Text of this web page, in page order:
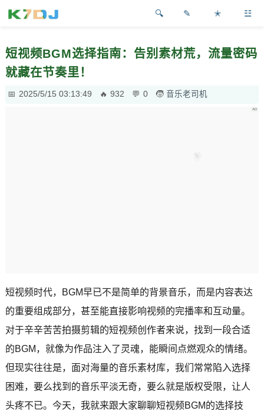
✎ ✭ ☳
短视频BGM选择指南：告别素材荒，流量密码
就藏在节奏里！
2025/5/15 03:13:49 932 0 音乐老司机
短视频时代，BGM早已不是简单的背景音乐，而是内容表达
的重要组成部分，甚至能直接影响视频的完播率和互动量。
对于辛辛苦苦拍摄剪辑的短视频创作者来说，找到一段合适
的BGM，就像为作品注入了灵魂，能瞬间点燃观众的情绪。
但现实往往是，面对海量的音乐素材库，我们常常陷入选择
困难，要么找到的音乐平淡无奇，要么就是版权受限，让人
头疼不已。今天，我就来跟大家聊聊短视频BGM的选择技